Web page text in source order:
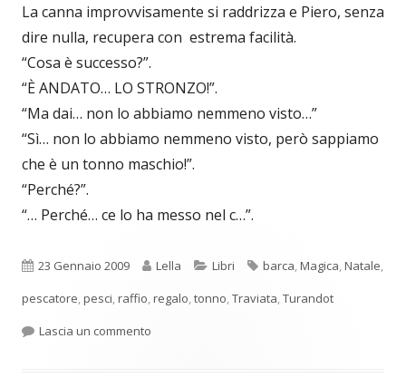
La canna improvvisamente si raddrizza e Piero, senza
dire nulla, recupera con estrema facilità.
“Cosa è successo?”.
“È ANDATO… LO STRONZO!”.
“Ma dai… non lo abbiamo nemmeno visto…”
“Sì… non lo abbiamo nemmeno visto, però sappiamo
che è un tonno maschio!”.
“Perché?”.
“… Perché… ce lo ha messo nel c…”.
Pubblicato
23 Gennaio 2009 Autore
Lella Categorie
Libri Tag
barca,Magica,Natale,
pescatore,pesci,raffio,regalo,tonno,Traviata,Turandot
Lascia un commento